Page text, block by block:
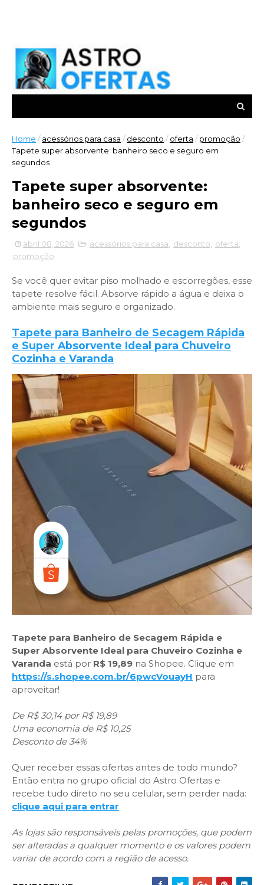
Home / acessórios para casa / desconto / oferta / promoção /
Tapete super absorvente: banheiro seco e seguro em
segundos
Tapete super absorvente:
banheiro seco e seguro em
segundos
abril 08, 2026 acessórios para casa desconto oferta
promoção
Se você quer evitar piso molhado e escorregões, esse
tapete resolve fácil. Absorve rápido a água e deixa o
ambiente mais seguro e organizado.
Tapete para Banheiro de Secagem Rápida
e Super Absorvente Ideal para Chuveiro
Cozinha e Varanda
Tapete para Banheiro de Secagem Rápida e
Super Absorvente Ideal para Chuveiro Cozinha e
Varanda está por R$ 19,89 na Shopee. Clique em
https://s.shopee.com.br/6pwcVouayH para
aproveitar!
De R$ 30,14 por R$ 19,89
Uma economia de R$ 10,25
Desconto de 34%
Quer receber essas ofertas antes de todo mundo?
Então entra no grupo oficial do Astro Ofertas e
recebe tudo direto no seu celular, sem perder nada:
clique aqui para entrar
As lojas são responsáveis pelas promoções, que podem
ser alteradas a qualquer momento e os valores podem
variar de acordo com a região de acesso.